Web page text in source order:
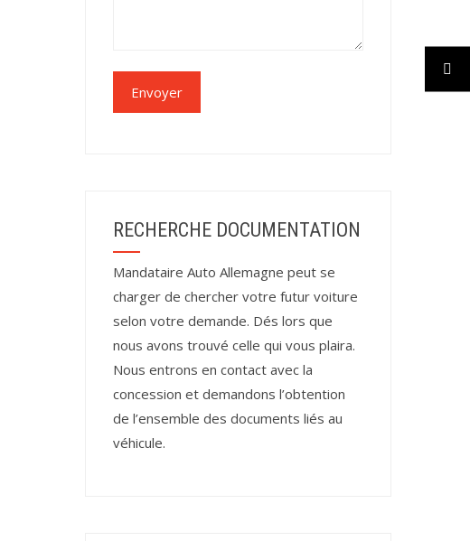
RECHERCHE DOCUMENTATION
Mandataire Auto Allemagne peut se
charger de chercher votre futur voiture
selon votre demande. Dés lors que
nous avons trouvé celle qui vous plaira.
Nous entrons en contact avec la
concession et demandons l’obtention
de l’ensemble des documents liés au
véhicule.